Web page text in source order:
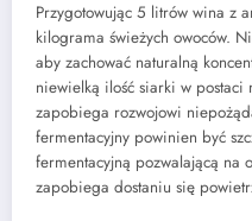
Przygotowując 5 litrów wina z
kilograma świeżych owoców.
aby zachować naturalną
niewielką ilość siarki w postaci
zapobiega rozwojowi
fermentacyjny powinien być
fermentacyjną pozwalającą na
zapobiega dostaniu się